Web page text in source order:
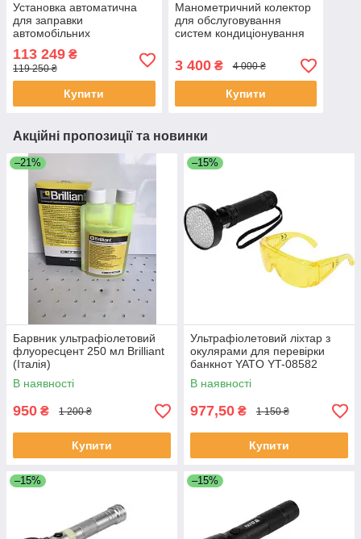
Установка автоматична
для заправки
автомобільних
кондиціонерів (фреон
R1З4a) Werther ARERA
LIGHT 134
113 249 ₴
119 250 ₴
Купити
Манометричний колектор
для обслуговування
систем кондиціонування
72990 (Польща)
3 400₴ 4 000 ₴
Купити
Акційні пропозиції та новинки
–21%
Барвник ультрафіолетовий
флуоресцент 250 мл Brilliant
(Італія)
В наявності
950 ₴ 1 200 ₴
Купити
–15%
Ультрафіолетовий ліхтар з
окулярами для перевірки
банкнот YATO YT-08582
(Польща)
В наявності
977,50 ₴ 1 150 ₴
Купити
–15% –15%